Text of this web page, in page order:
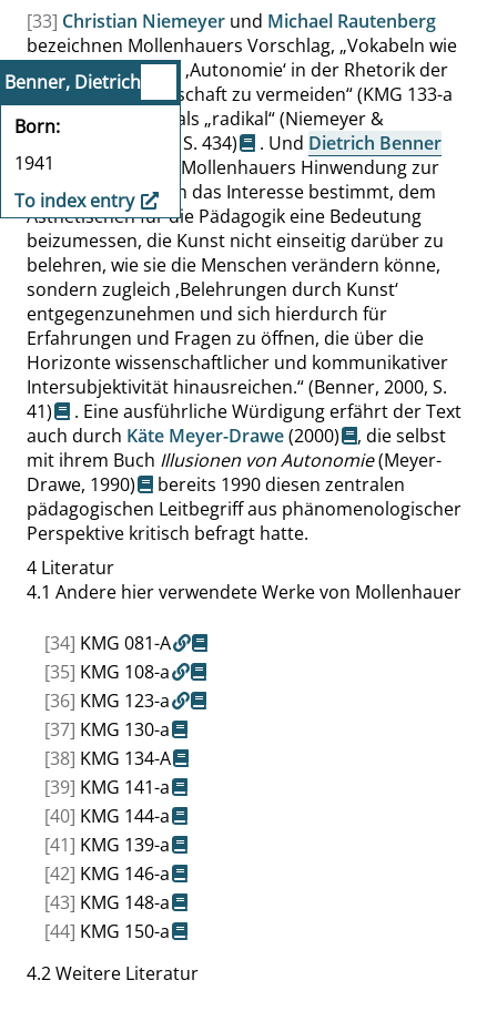
Benner, Dietrich
Born
1941
To index entry
[33] Christian Niemeyer und Michael Rautenberg
bezeichnen Mollenhauers Vorschlag, „Vokabeln wie
Individualität ‘und ‚Autonomie‘ in der Rhetorik der
Erziehungswissenschaft zu vermeiden“(KMG 133-a
,Abs. 133:26 als „radikal“(Niemeyer &
S. 434) . Und Dietrich Benner
fasst zusammen:
Mollenhauers Hinwendung zur
Ästhetik [sei] durch das Interesse bestimmt, dem
Ästhetischen für die Pädagogik eine Bedeutung
beizumessen, die Kunst nicht einseitig darüber zu
belehren, wie sie die Menschen verändern könne,
sondern zugleich ‚Belehrungen durch Kunst‘
entgegenzunehmen und sich hierdurch für
Erfahrungen und Fragen zu öffnen, die über die
Horizonte wissenschaftlicher und kommunikativer
Intersubjektivität hinausreichen.“(Benner, 2000, S.
41)
. Eine ausführliche Würdigung erfährt der Text
auch durch Käte Meyer-Drawe(2000)
, die selbst
mit ihrem Buch Illusionen von Autonomie(Meyer-
Drawe, 1990)
bereits 1990 diesen zentralen
pädagogischen Leitbegriff aus phänomenologischer
Perspektive kritisch befragt hatte.
4 Literatur
4.1 Andere hier verwendete Werke von Mollenhauer
[34] KMG 081-A
[35] KMG 108-a
[36] KMG 123-a
[37] KMG 130-a
[38] KMG 134-A
[39] KMG 141-a
[40] KMG 144-a
[41] KMG 139-a
[42] KMG 146-a
[43] KMG 148-a
[44] KMG 150-a
4.2Weitere Literatur